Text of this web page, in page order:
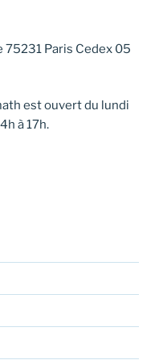
75231 Paris Cedex 05
est ouvert du lundi
à 17h.